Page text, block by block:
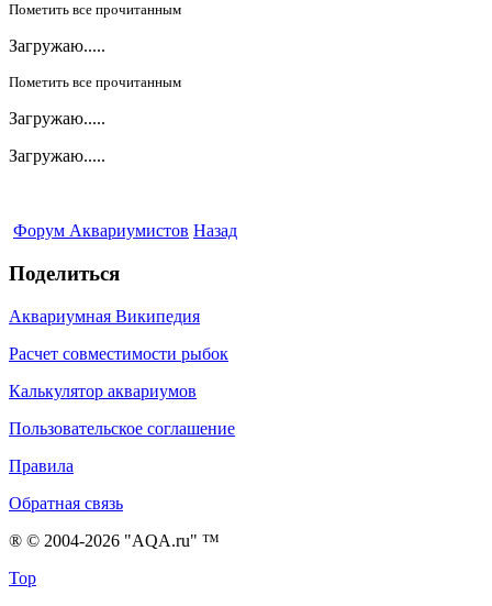
Пометить все прочитанным
Загружаю.....
Пометить все прочитанным
Загружаю.....
Загружаю.....
Форум Аквариумистов Назад
Поделиться
Аквариумная Википедия
Расчет совместимости рыбок
Калькулятор аквариумов
Пользовательское соглашение
Правила
Обратная связь
® © 2004-2026 "AQA.ru" ™
Top